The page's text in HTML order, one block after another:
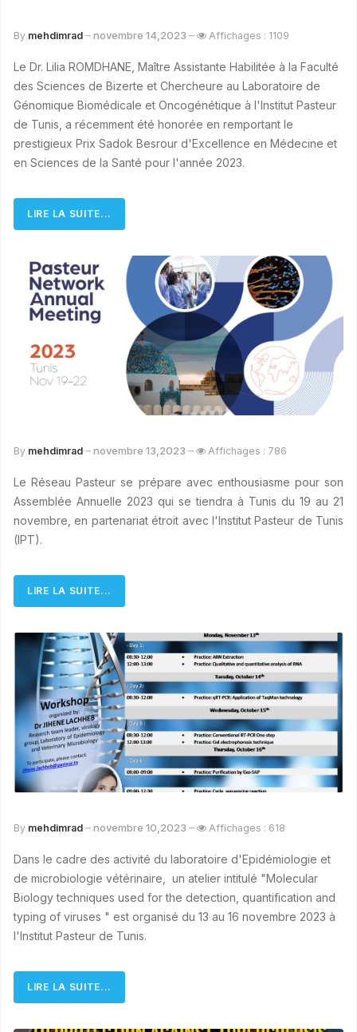
By mehdimrad novembre 14,2023 Affichages : 1109
Le Dr. Lilia ROMDHANE, Maître Assistante Habilitée à la Faculté
des Sciences de Bizerte et Chercheure au Laboratoire de
Génomique Biomédicale et Oncogénétique à l'Institut Pasteur
de Tunis, a récemment été honorée en remportant le
prestigieux Prix Sadok Besrour d'Excellence en Médecine et
en Sciences de la Santé pour l'année 2023.
LIRE LA SUITE...
By mehdimrad novembre 13,2023 Affichages : 786
Le Réseau Pasteur se prépare avec enthousiasme pour son
Assemblée Annuelle 2023 qui se tiendra à Tunis du 19 au 21
novembre, en partenariat étroit avec l'Institut Pasteur de Tunis
(IPT).
LIRE LA SUITE...
By mehdimrad novembre 10,2023 Affichages : 618
Dans le cadre des activité du laboratoire d'Epidémiologie et
de microbiologie vétérinaire, un atelier intitulé "Molecular
Biology techniques used for the detection, quantification and
typing of viruses " est organisé du 13 au 16 novembre 2023 à
l'Institut Pasteur de Tunis.
LIRE LA SUITE...